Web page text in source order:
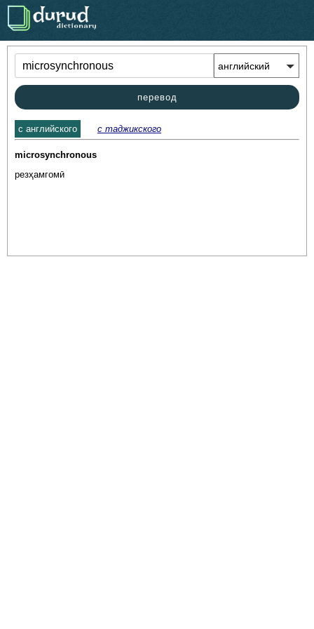
.
перевод
c английского с таджикского
microsynchronous
резҳамгомӣ